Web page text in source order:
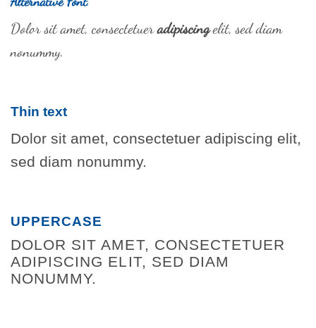
Dolor sit amet, consectetueradipiscingelit, sed diam
nonummy.
Thin text
Dolor sit amet, consectetuer adipiscing elit,
sed diam nonummy.
UPPERCASE
DOLOR SIT AMET, CONSECTETUER
ADIPISCING ELIT, SED DIAM
NONUMMY.